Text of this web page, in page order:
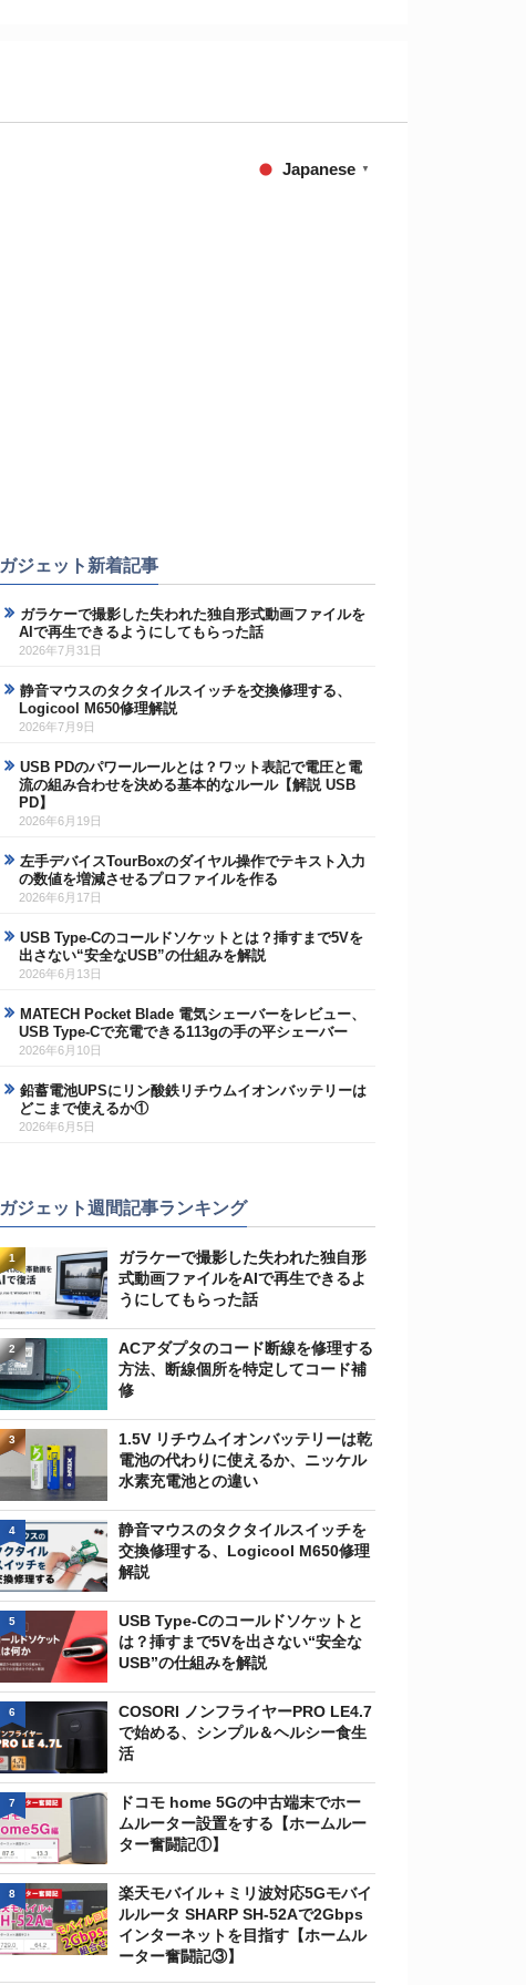
Japanese ▼
ガジェット新着記事
ガラケーで撮影した失われた独自形式動画ファイルを
AIで再生できるようにしてもらった話
2026年7月31日
静音マウスのタクタイルスイッチを交換修理する、
Logicool M650修理解説
2026年7月9日
USB PDのパワールールとは？ワット表記で電圧と電
流の組み合わせを決める基本的なルール【解説 USB
PD】
2026年6月19日
左手デバイスTourBoxのダイヤル操作でテキスト入力
の数値を増減させるプロファイルを作る
2026年6月17日
USB Type-Cのコールドソケットとは？挿すまで5Vを
出さない“安全なUSB”の仕組みを解説
2026年6月13日
MATECH Pocket Blade 電気シェーバーをレビュー、
USB Type-Cで充電できる113gの手の平シェーバー
2026年6月10日
鉛蓄電池UPSにリン酸鉄リチウムイオンバッテリーは
どこまで使えるか①
2026年6月5日
ガジェット週間記事ランキング
ガラケーで撮影した失われた独自形
式動画ファイルをAIで再生できるよ
うにしてもらった話
1
ACアダプタのコード断線を修理する
方法、断線個所を特定してコード補
修
2
1.5V リチウムイオンバッテリーは乾
電池の代わりに使えるか、ニッケル
水素充電池との違い
3
静音マウスのタクタイルスイッチを
交換修理する、Logicool M650修理
解説
4
USB Type-Cのコールドソケットと
は？挿すまで5Vを出さない“安全な
USB”の仕組みを解説
5
COSORI ノンフライヤーPRO LE4.7
で始める、シンプル＆ヘルシー食生
活
6
ドコモ home 5Gの中古端末でホー
ムルーター設置をする【ホームルー
ター奮闘記①】
7
楽天モバイル＋ミリ波対応5Gモバイ
ルルータ SHARP SH-52Aで2Gbps
インターネットを目指す【ホームル
ーター奮闘記③】
8